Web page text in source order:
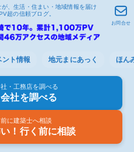
、生活・住まい・地域情報を届け
超の信頼ブログ。
ント情報 地元まにあっく ほん
・工務店を調べる
社を調べる
に建築士へ相談
！行く前に相談
お問合せ